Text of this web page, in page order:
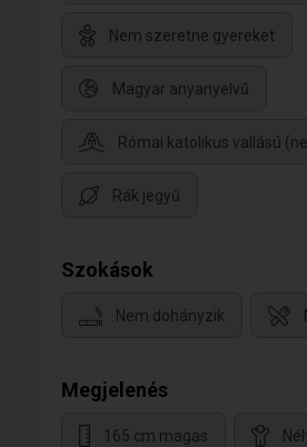
Nem szeretne gyereket
Magyar anyanyelvű
Római katolikus vallású
Rák jegyű
Szokások
Nem dohányzik
Megjelenés
165 cm magas